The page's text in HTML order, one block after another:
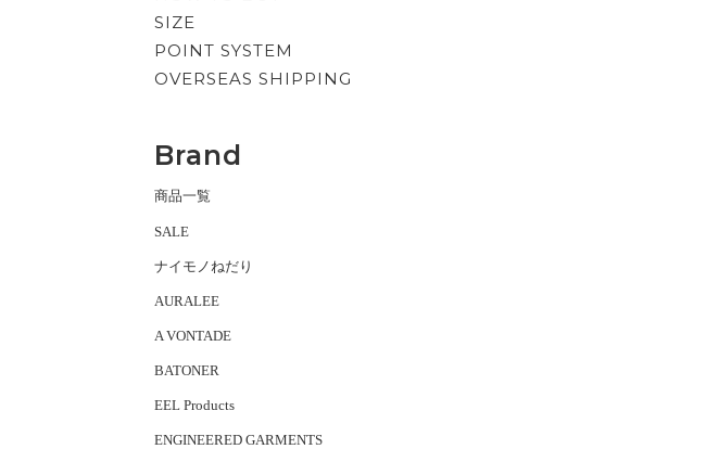
SIZE
POINT SYSTEM
OVERSEAS SHIPPING
Brand
商品一覧
SALE
ナイモノねだり
AURALEE
A VONTADE
BATONER
EEL Products
ENGINEERED GARMENTS